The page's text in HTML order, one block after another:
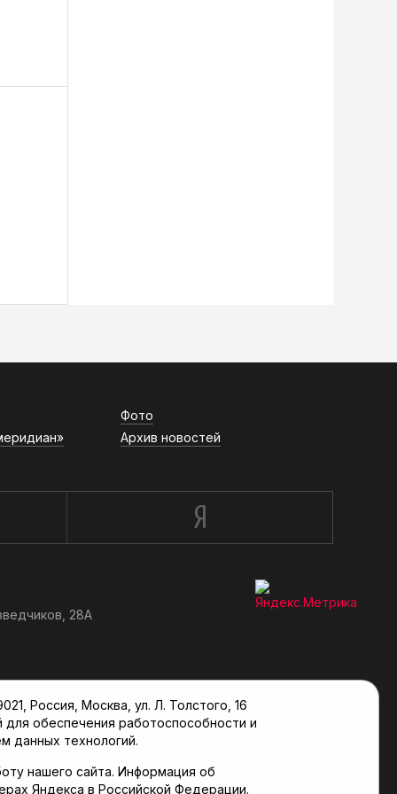
Фото
Архив новостей
28А
Россия, Москва, ул. Л. Толстого, 16
обеспечения работоспособности и
данных технологий.
нашего сайта. Информация об
Яндекса в Российской Федерации.